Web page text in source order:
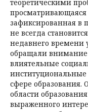
теоретическими
зафиксированная в
не всегда
недавнего времени
обращали
влиятельные
сфере образования.
области
выраженного